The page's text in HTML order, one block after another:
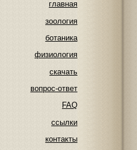
главная
зоология
ботаника
физиология
скачать
вопрос-ответ
FAQ
ссылки
контакты